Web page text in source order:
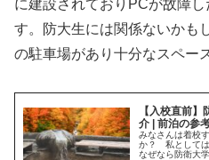
に建設されておりPCが故障
す。防大生には関係ないかも
の駐車場があり十分なスペー
【入校直前
介 | 前泊の参
みなさんは着校
か？ 私としては
なぜなら防衛大